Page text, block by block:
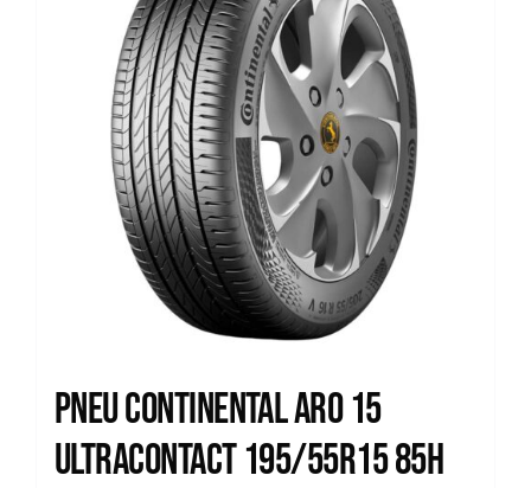
Pneu Continental Aro 15
Ultracontact 195/55R15 85H